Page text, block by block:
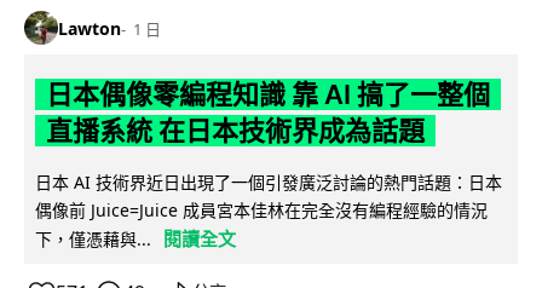
Lawton 1 日
日本偶像零編程知識 靠 AI 搞了一整個
直播系統 在日本技術界成為話題
日本 AI 技術界近日出現了一個引發廣泛討論的熱門話題：日本
偶像前 Juice=Juice 成員宮本佳林在完全沒有編程經驗的情況
下，僅憑藉與...
閱讀全文